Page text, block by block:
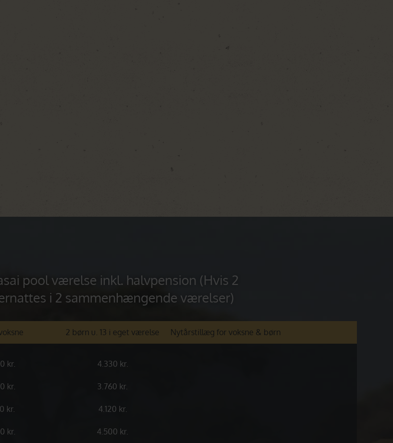
pool værelse inkl. halvpension (Hvis 2
i 2 sammenhængende værelser)
2 børn u. 13 i eget værelse Nytårstillæg for voksne & børn
kr. 4.330 kr.
kr. 3.760 kr.
kr. 4.120 kr.
kr. 4.500 kr.